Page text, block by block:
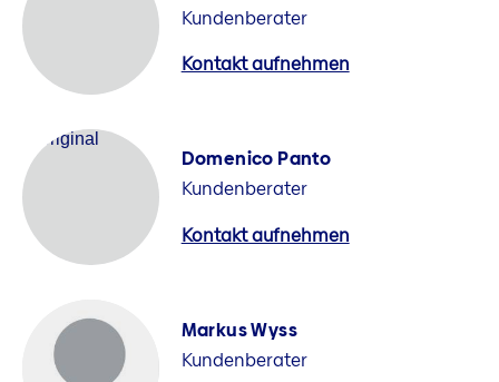
Kundenberater
Kontakt aufnehmen
Domenico Panto
Kundenberater
Kontakt aufnehmen
Markus Wyss
Kundenberater